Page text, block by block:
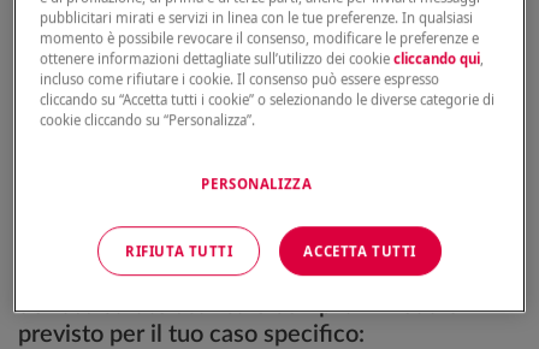
liquidazione per sinistro temporanee caso
morte
Per gli altri prodotti Vita (Risparmio,
Investimento e Previdenza etc.):Modulo
richiesta di liquidazione per sinistro risparmio
In caso di Invalidità Totale Permanente,
Infortunio e Invalidità, Malattie Gravi
dell'assicurato scarica e compila il modulo
previsto per il tuo caso specifico:
pubblicitari mirati e servizi in linea con le tue preferenze. In qualsiasi
momento è possibile revocare il consenso, modificare le preferenze e
ottenere informazioni dettagliate sull’utilizzo dei cookiecliccando qui,
incluso come rifiutare i cookie. Il consenso può essere espresso
cliccando su “Accetta tutti i cookie” o selezionando le diverse categorie di
cookie cliccando su “Personalizza”.
PERSONALIZZA
RIFIUTA TUTTI ACCETTA TUTTI